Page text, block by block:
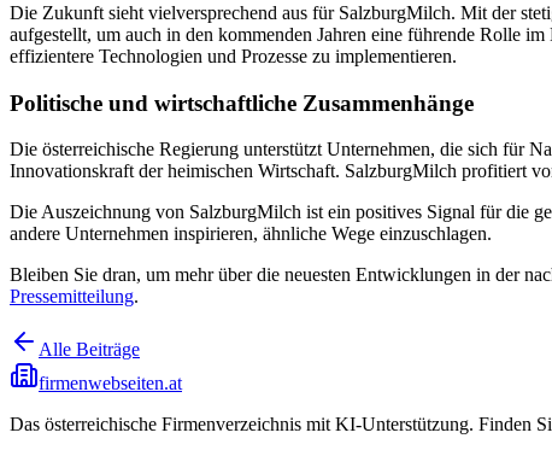
Die Zukunft sieht vielversprechend aus für SalzburgMilch. Mit der
aufgestellt, um auch in den kommenden Jahren eine führende Rolle
effizientere Technologien und Prozesse zu implementieren.
Politische und wirtschaftliche Zusammenhänge
Die österreichische Regierung unterstützt Unternehmen, die sich für
Innovationskraft der heimischen Wirtschaft. SalzburgMilch profitiert
Die Auszeichnung von SalzburgMilch ist ein positives Signal für die
andere Unternehmen inspirieren, ähnliche Wege einzuschlagen.
Bleiben Sie dran, um mehr über die neuesten Entwicklungen in der
Pressemitteilung.
Alle Beiträge
firmenwebseiten.at
Das österreichische Firmenverzeichnis mit KI-Unterstützung. Finden